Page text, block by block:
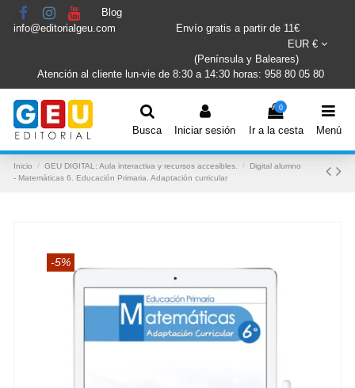
Blog
info@editorialgeu.com
Envío gratis a partir de 11€
EUR €
(Península y Baleares)
Atención al cliente lun-vie de 8:30 a 14:30 horas: 958 80 05 80
Busca Iniciar sesión
0
Ir a la cesta Menú
Inicio GEU DIGITAL: Aula interactiva y recursos accesibles.
Digital alumno
- Matemáticas 6. Educación Primaria. Adaptación curricular
-5%